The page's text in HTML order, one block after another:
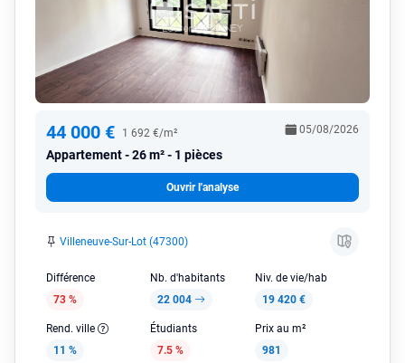
44 000 € 1 692 €/m²
Appartement 26 m² - 1 pièces
05/08/2026
Ouvrir l'analyse
Villeneuve-Sur-Lot (47300)
Différence
73 %
Nb. d'habitants
22 004
Niv. de vie/hab
19 420 €
Rend. ville
11 %
Étudiants
7.5 %
Prix au m²
981